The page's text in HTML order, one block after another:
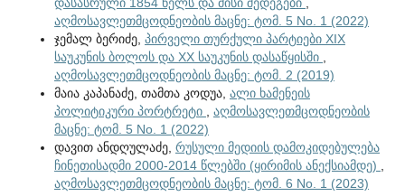
დასასრული 1854 წელს და მისი შედეგები ,
აღმოსავლეთმცოდნეობის მაცნე: ტომ. 5 No. 1 (2022)
ჯემალ ბერიძე, პირველი თურქული პარტიები XIX
საუკუნის ბოლოს და XX საუკუნის დასაწყისში ,
აღმოსავლეთმცოდნეობის მაცნე: ტომ. 2 (2019)
მაია კაპანაძე, თამთა კოდუა, ალი ხამენეის
პოლიტიკური პორტრეტი , აღმოსავლეთმცოდნეობის
მაცნე: ტომ. 5 No. 1 (2022)
დავით ანდღულაძე, რუსული მედიის დამოკიდებულება
ჩინეთისადმი 2000-2014 წლებში (ყირიმის ანექსიამდე) ,
აღმოსავლეთმცოდნეობის მაცნე: ტომ. 6 No. 1 (2023)